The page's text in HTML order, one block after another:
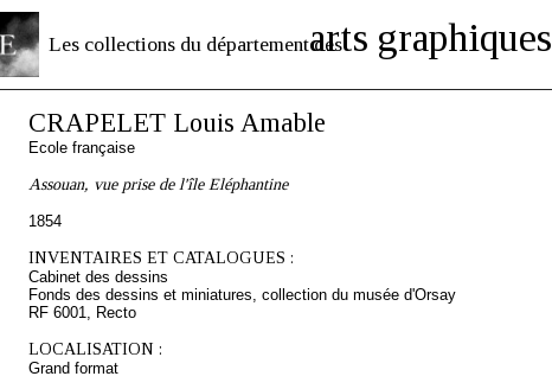
Les collections du département desarts graphiques
CRAPELET Louis Amable
Ecole française
Assouan, vue prise de l'île Eléphantine
1854
INVENTAIRES ET CATALOGUES :
Cabinet des dessins
Fonds des dessins et miniatures, collection du musée d'Orsay
RF 6001, Recto
LOCALISATION :
Grand format